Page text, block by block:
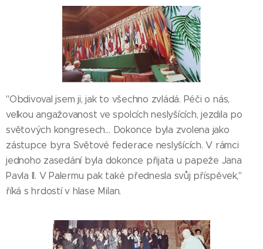
"Obdivoval jsem ji, jak to všechno zvládá. Péči o nás,
velkou angažovanost ve spolcích neslyšících, jezdila po
světových kongresech… Dokonce byla zvolena jako
zástupce byra Světové federace neslyšících. V rámci
jednoho zasedání byla dokonce přijata u papeže Jana
Pavla II. V Palermu pak také přednesla svůj příspěvek,"
říká s hrdostí v hlase Milan.